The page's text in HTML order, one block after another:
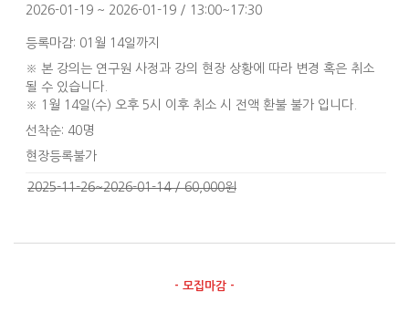
2026-01-19 ~ 2026-01-19 / 13:00~17:30
등록마감: 01월 14일까지
※ 본 강의는 연구원 사정과 강의 현장 상황에 따라 변경 혹은 취소
될 수 있습니다.
※ 1월 14일(수) 오후 5시 이후 취소 시 전액 환불 불가 입니다.
선착순: 40명
현장등록불가
2025-11-26~2026-01-14 / 60,000원
- 모집마감 -